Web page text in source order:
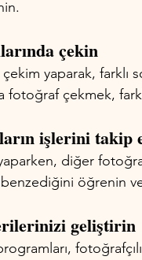
çekin
çekim yaparak,
fotoğraf çekmek,
işlerini takip
diğer
öğrenin
geliştirin